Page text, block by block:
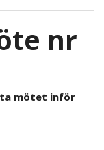
nr
mötet inför